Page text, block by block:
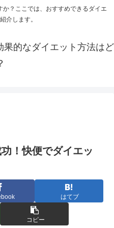
？ここでは、おすすめできるダイエ
介します。
的なダイエット方法はど
！快便でダイエッ
はてブ
コピー